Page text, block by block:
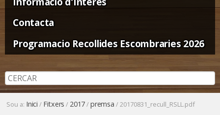
Contacta
Programacio Recollides Escombraries 2026
Sou a: Inici / Fitxers / 2017/premsa /20170831_recull_RSLL.pdf